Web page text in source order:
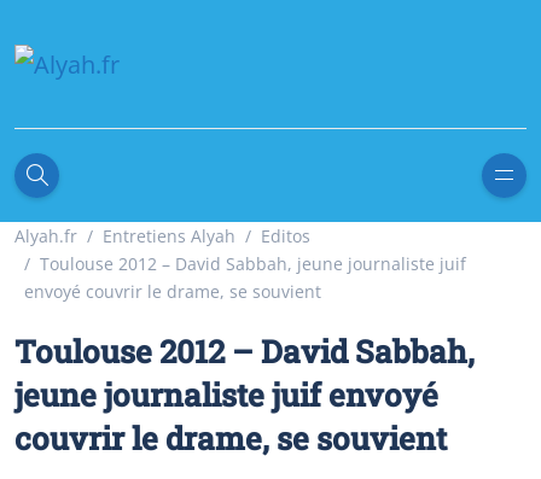
Alyah.fr Entretiens Alyah
Editos
Toulouse 2012 – David Sabbah, jeune journaliste juif
envoyé couvrir le drame, se souvient
Toulouse 2012 – David Sabbah,
jeune journaliste juif envoyé
couvrir le drame, se souvient